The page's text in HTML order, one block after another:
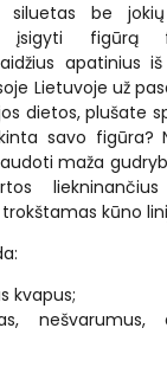
siluetas be
įsigyti figūrą
apatinius
Lietuvoje už
dietos, plušate
savo figūra?
maža
kūno
kvapus;
nešvarumus,